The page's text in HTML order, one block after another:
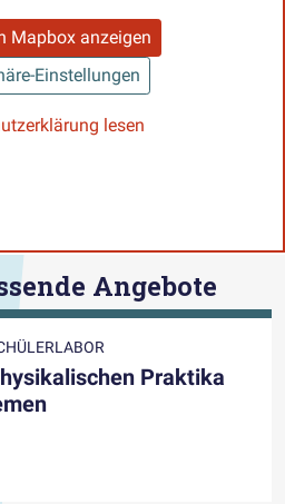
Mapbox anzeigen
Einstellungen
lesen
Angebote
Praktika